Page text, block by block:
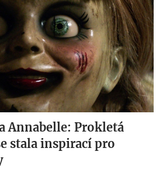
Annabelle: Prokletá
stala inspirací pro